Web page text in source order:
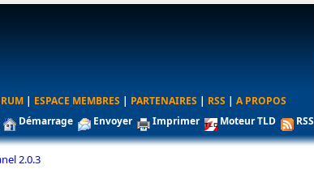
| ESPACE MEMBRES | PARTENAIRES | RSS | A PROPOS
Démarrage Envoyer Imprimer Moteur TLD RSS
2.0.3